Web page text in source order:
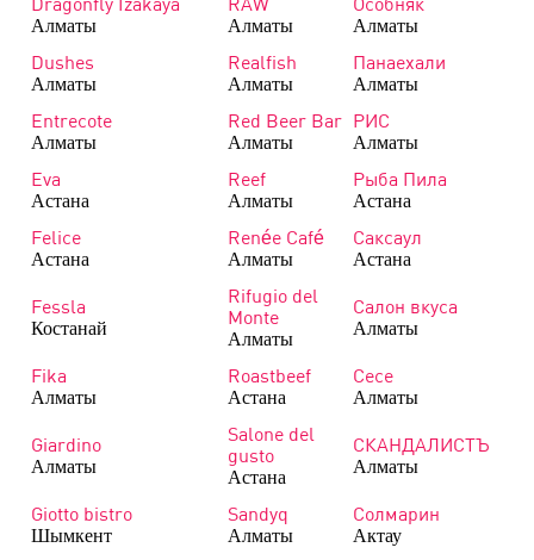
Алматы Алматы Алматы
Dushes
Алматы
Realfish
Алматы
Панаехали
Алматы
Entrecote
Алматы
Red Beer Bar
Алматы
РИС
Алматы
Eva
Астана
Reef
Алматы
Рыба Пила
Астана
Felice
Астана
Renée Café
Алматы
Саксаул
Астана
Fessla
Костанай
Rifugio del
Monte
Алматы
Салон вкуса
Алматы
Fika
Алматы
Roastbeef
Астана
Сесе
Алматы
Giardino
Алматы
Salone del
gusto
Астана
СКАНДАЛИСТЪ
Алматы
Giotto bistro
Шымкент
Sandyq
Алматы
Солмарин
Актау